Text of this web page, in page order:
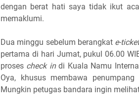
dengan berat hati saya tidak ikut
memaklumi.
Dua minggu sebelum berangkat e-
pertama di hari Jumat, pukul 06.00
proses check indi Kuala Namu
Oya, khusus membawa penumpang
Mungkin petugas bandara ingin